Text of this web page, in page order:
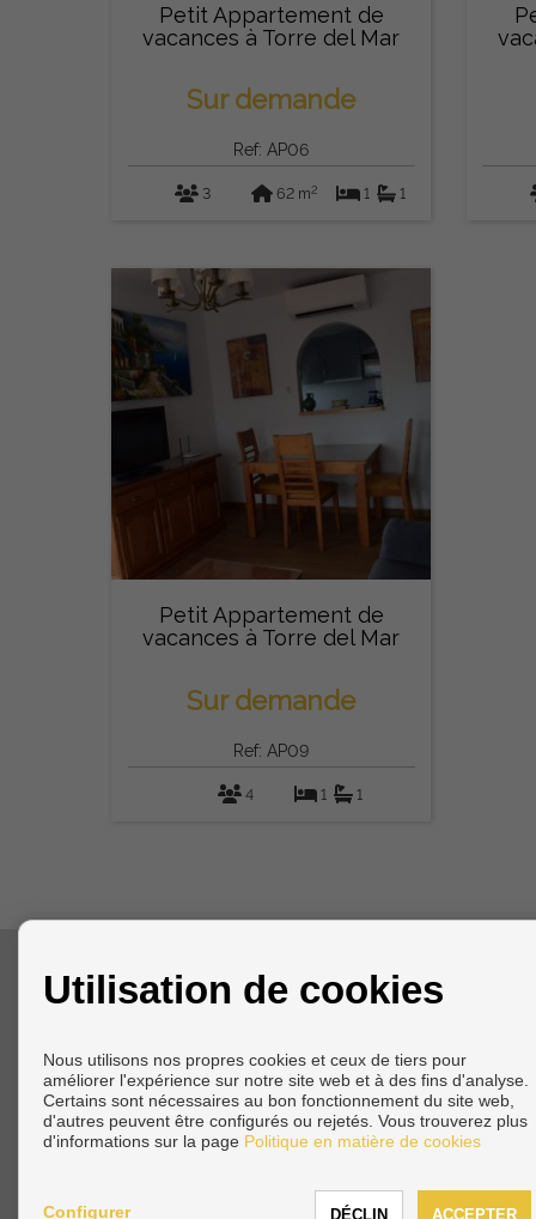
Petit Appartement de
vacances à Torre del Mar
Sur demande
Ref: AP06
3 62 m2 1 1
Petit Appartement de
vacances à Torre del Mar
Sur demande
Ref: AP09
4 1 1
CONTACTER
29740 Torre del Mar (Málaga)
+34 699459776|+34 952540719
info@inmobiliariaplayasol.com
Utilisation de cookies
Nous utilisons nos propres cookies et ceux de tiers pour
améliorer l'expérience sur notre site web et à des fins d'analyse.
Certains sont nécessaires au bon fonctionnement du site web,
d'autres peuvent être configurés ou rejetés. Vous trouverez plus
d'informations sur la page Politique en matière de cookies
Configurer